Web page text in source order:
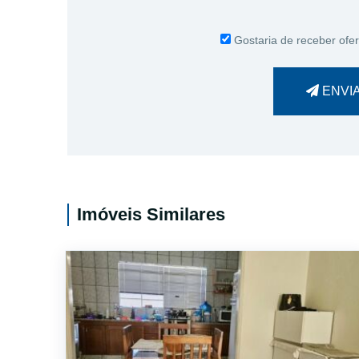
Gostaria de receber
Imóveis Similares